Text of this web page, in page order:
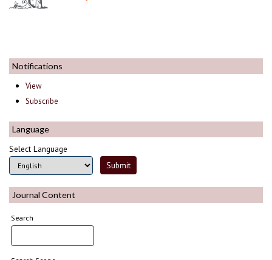
Notifications
View
Subscribe
Language
Select Language
Journal Content
Search